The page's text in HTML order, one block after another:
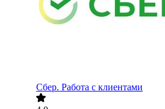
Сбер. Работа с клиентами